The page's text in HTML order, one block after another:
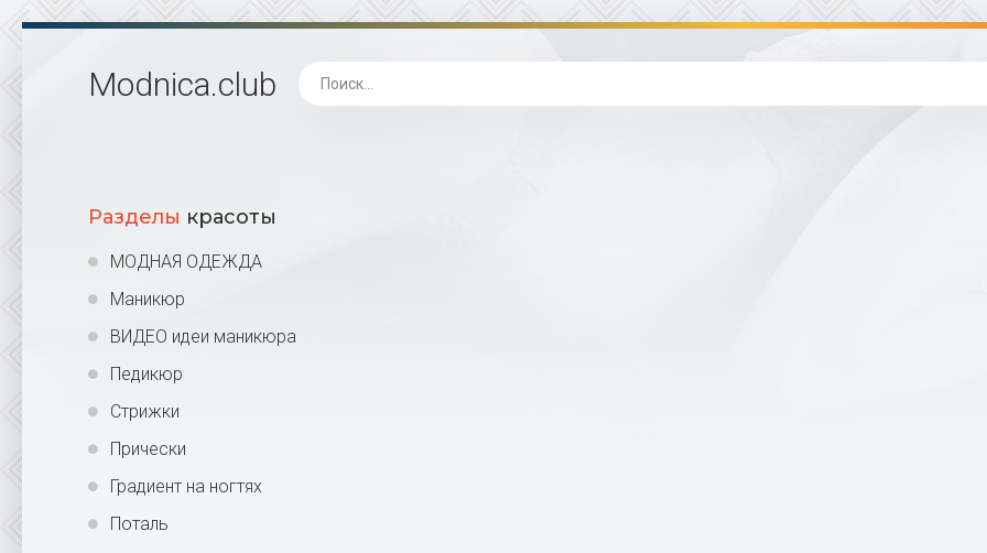
Modnica.club
Разделы красоты
МОДНАЯ ОДЕЖДА
Маникюр
ВИДЕО идеи маникюра
Педикюр
Стрижки
Прически
Градиент на ногтях
Поталь